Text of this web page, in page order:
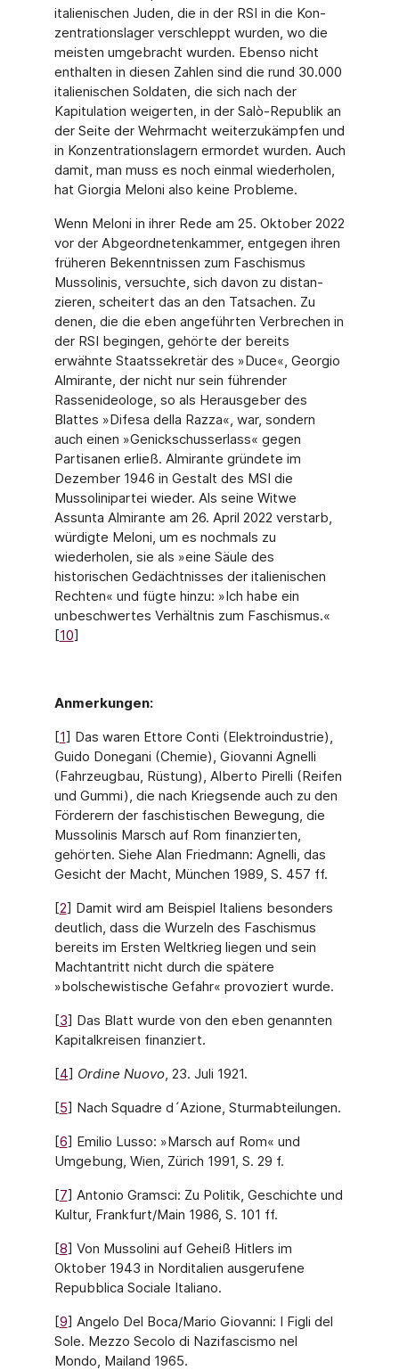
italienischen Juden, die in der RSI in die Kon­
zentrationslager verschleppt wurden, wo die
meisten umgebracht wurden. Ebenso nicht
enthalten in diesen Zahlen sind die rund 30.000
italienischen Soldaten, die sich nach der
Kapitulation weigerten, in der Salò-Republik an
der Seite der Wehrmacht weiterzukämpfen und
in Konzentrationslagern ermordet wurden. Auch
damit, man muss es noch einmal wiederholen,
hat Giorgia Meloni also keine Probleme.
Wenn Meloni in ihrer Rede am 25. Oktober 2022
vor der Abgeordnetenkammer, entgegen ihren
früheren Bekenntnissen zum Faschismus
Mussolinis, versuchte, sich davon zu distan­
zieren, scheitert das an den Tatsachen. Zu
denen, die die eben angeführten Verbrechen in
der RSI begingen, gehörte der bereits
erwähnte Staatssekretär des »Duce«, Georgio
Almi­rante, der nicht nur sein führender
Rassenideologe, so als Herausgeber des
Blattes »Difesa della Razza«, war, sondern
auch einen »Genickschusserlass« gegen
Partisanen erließ. Almi­rante gründete im
Dezember 1946 in Gestalt des MSI die
Mussolinipartei wieder. Als seine Witwe
Assunta Almirante am 26. April 2022 verstarb,
würdigte Meloni, um es nochmals zu
wiederholen, sie als »eine Säule des
historischen Gedächtnisses der italienischen
Rechten« und fügte hinzu: »Ich habe ein
unbeschwertes Verhältnis zum Faschismus.«
[10]
Anmerkungen:
[1] Das waren Ettore Conti (Elektroindustrie),
Guido Donegani (Chemie), Giovanni Agnelli
(Fahrzeugbau, Rüstung), Alberto Pirelli (Reifen
und Gummi), die nach Kriegsende auch zu den
Förderern der faschistischen Bewegung, die
Mussolinis Marsch auf Rom finanzierten,
gehörten. Siehe Alan Friedmann: Agnelli, das
Gesicht der Macht, München 1989, S. 457 ff.
[2] Damit wird am Beispiel Italiens besonders
deutlich, dass die Wurzeln des Faschismus
bereits im Ersten Weltkrieg liegen und sein
Machtantritt nicht durch die spätere
»bolschewistische Gefahr« provoziert wurde.
[3] Das Blatt wurde von den eben genannten
Kapitalkreisen finanziert.
[4] Ordine Nuovo, 23. Juli 1921.
[5] Nach Squadre d´Azione, Sturmabteilungen.
[6] Emilio Lusso: »Marsch auf Rom« und
Umgebung, Wien, Zürich 1991, S. 29 f.
[7] Antonio Gramsci: Zu Politik, Geschichte und
Kultur, Frankfurt/Main 1986, S. 101 ff.
[8] Von Mussolini auf Geheiß Hitlers im
Oktober 1943 in Norditalien ausgerufene
Repubblica Sociale Italiano.
[9] Angelo Del Boca/Mario Giovanni: I Figli del
Sole. Mezzo Secolo di Nazifascismo nel
Mondo, Mailand 1965.